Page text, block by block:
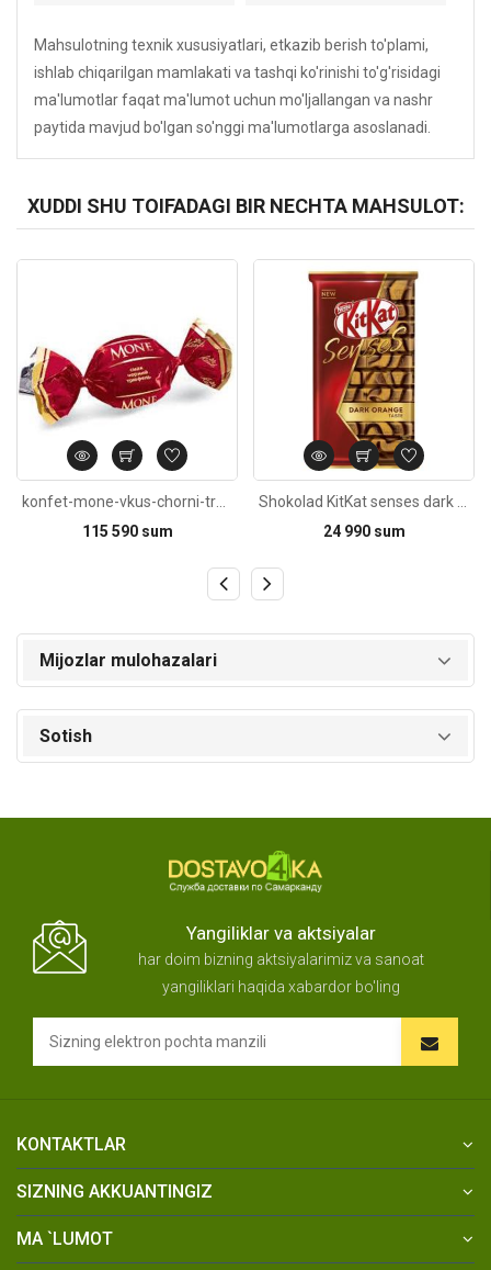
Mahsulotning texnik xususiyatlari, etkazib berish to'plami,
ishlab chiqarilgan mamlakati va tashqi ko'rinishi to'g'risidagi
ma'lumotlar faqat ma'lumot uchun mo'ljallangan va nashr
paytida mavjud bo'lgan so'nggi ma'lumotlarga asoslanadi.
XUDDI SHU TOIFADAGI BIR NECHTA MAHSULOT:
115 590 sum
24 990 sum
Kod: 1403
Mijozlar mulohazalari
Sotish
Yangiliklar va aktsiyalar
har doim bizning aktsiyalarimiz va sanoat
yangiliklari haqida xabardor bo'ling
KONTAKTLAR
SIZNING AKKUANTINGIZ
MA `LUMOT